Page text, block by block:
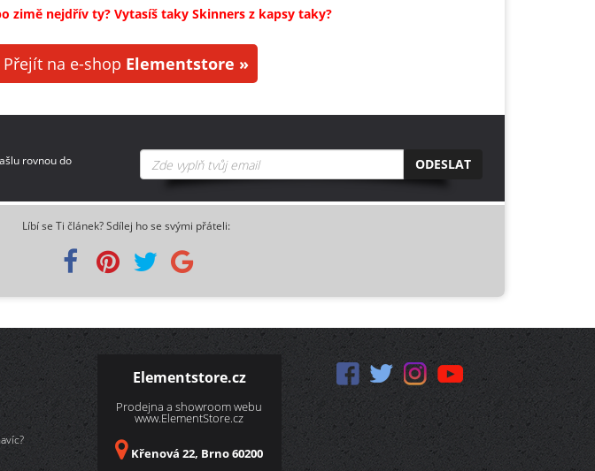
zimě nejdřív ty? Vytasíš taky Skinners z kapsy taky?
Přejít na e-shop Elementstore »
rovnou do
ODESLAT
Líbí se Ti článek? Sdílej ho se svými přáteli:
Elementstore.cz
Prodejna a showroom webu
www.ElementStore.cz
Křenová 22, Brno 60200